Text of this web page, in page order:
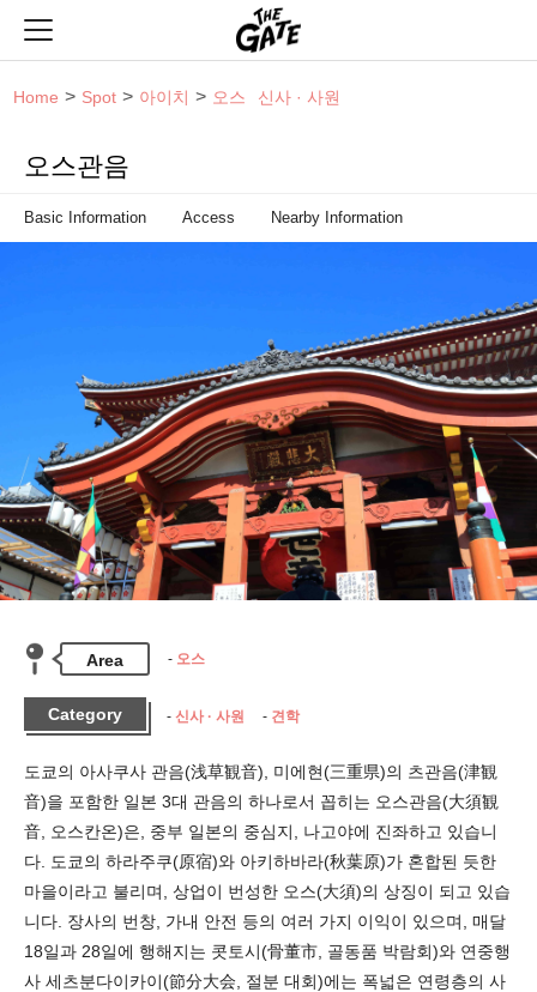
Home Spot 아이치 오스 신사 · 사원
오스관음
Basic Information Access Nearby Information
Area 오스
Category 신사 · 사원 견학
도쿄의 아사쿠사 관음(浅草観音), 미에현(三重県)의 츠관음(津観
音)을 포함한 일본 3대 관음의 하나로서 꼽히는 오스관음(大須観
音, 오스칸온)은, 중부 일본의 중심지, 나고야에 진좌하고 있습니
다. 도쿄의 하라주쿠(原宿)와 아키하바라(秋葉原)가 혼합된 듯한
마을이라고 불리며, 상업이 번성한 오스(大須)의 상징이 되고 있습
니다. 장사의 번창, 가내 안전 등의 여러 가지 이익이 있으며, 매달
18일과 28일에 행해지는 콧토시(骨董市, 골동품 박람회)와 연중행
사 세츠분다이카이(節分大会, 절분 대회)에는 폭넓은 연령층의 사